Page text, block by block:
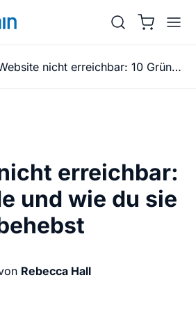
Website nicht erreichbar: 10 Gründe und wie du sie behebst
erreichbar:
und wie du sie
Rebecca Hall